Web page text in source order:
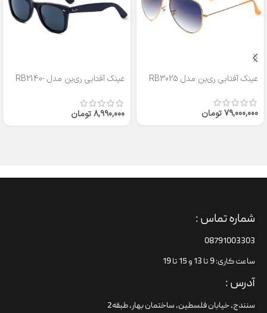
عینک آفتابی ری‌بن مدل RB3025
79,000,000تومان
عینک آفتابی ری‌بن مدل RB2140-
8,990,000تومان
شماره تماس :
08791003303
ساعت کاری: 9 تا 13 و 15 تا 19
آدرس :
سنندج، خیابان فلسطین،‌ ساختمان بهار، طبقه2